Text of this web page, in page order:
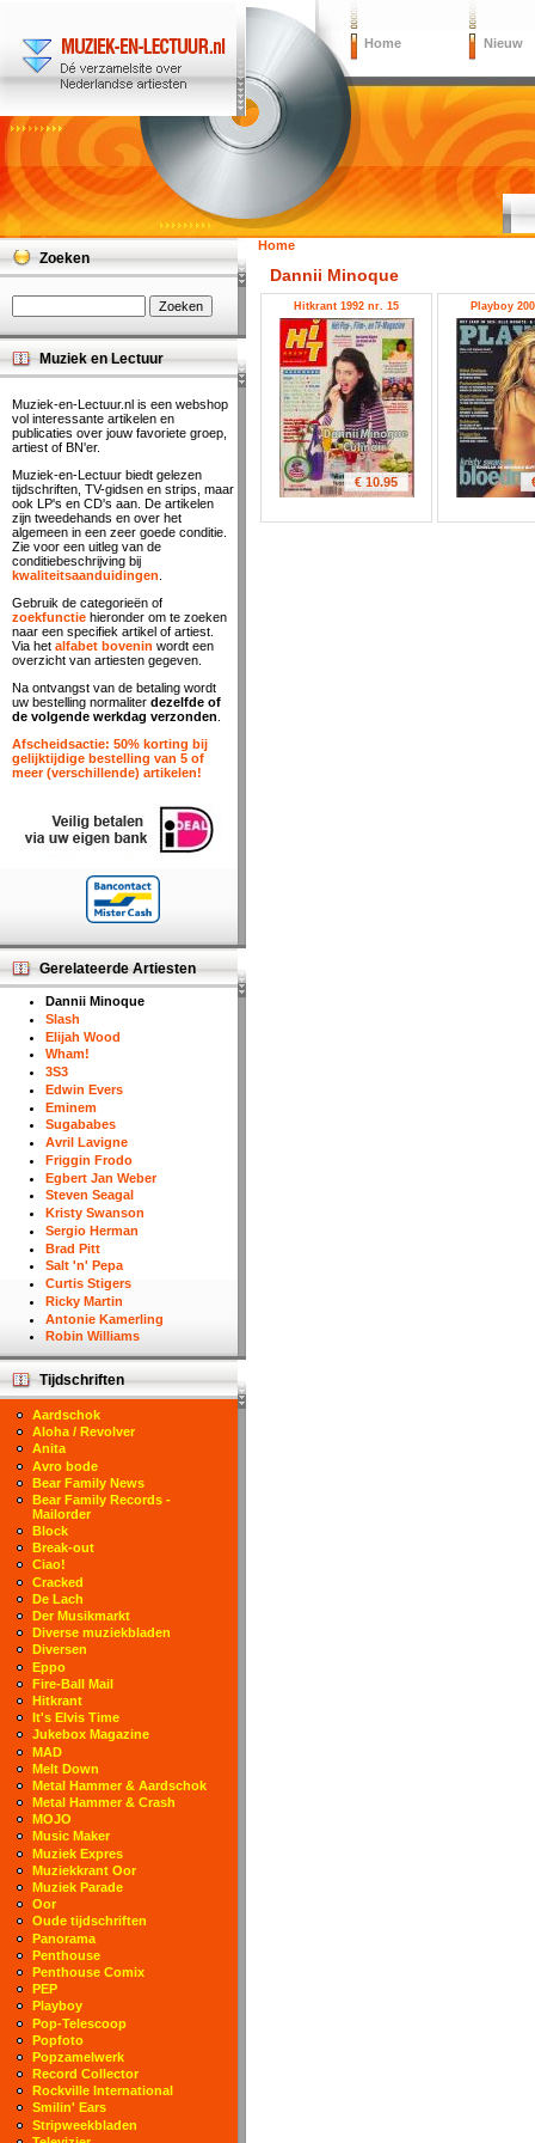
Home Nieuw
Home
Dannii Minoque
Hitkrant 1992 nr. 15
€ 10.95
Playboy
Zoeken
Muziek en Lectuur
Muziek-en-Lectuur.nl is een webshop
vol interessante artikelen en
publicaties over jouw favoriete groep,
artiest of BN'er.
Muziek-en-Lectuur biedt gelezen
tijdschriften, TV-gidsen en strips, maar
ook LP's en CD's aan. De artikelen
zijn tweedehands en over het
algemeen in een zeer goede conditie.
Zie voor een uitleg van de
conditiebeschrijving bij
kwaliteitsaanduidingen
Gebruik de categorieën of
zoekfunctie hieronder om te zoeken
naar een specifiek artikel of artiest.
Via het alfabet bovenin wordt een
overzicht van artiesten gegeven.
Na ontvangst van de betaling wordt
uw bestelling normaliter dezelfde of
de volgende werkdag verzonden
Afscheidsactie: 50% korting bij
gelijktijdige bestelling van 5 of
meer (verschillende) artikelen!
Gerelateerde Artiesten
Dannii Minoque
Slash
Elijah Wood
Wham!
3S3
Edwin Evers
Eminem
Sugababes
Avril Lavigne
Friggin Frodo
Egbert Jan Weber
Steven Seagal
Kristy Swanson
Sergio Herman
Brad Pitt
Salt 'n' Pepa
Curtis Stigers
Ricky Martin
Antonie Kamerling
Robin Williams
Tijdschriften
Aardschok
Aloha / Revolver
Anita
Avro bode
Bear Family News
Bear Family Records -
Mailorder
Block
Break-out
Ciao!
Cracked
De Lach
Der Musikmarkt
Diverse muziekbladen
Diversen
Eppo
Fire-Ball Mail
Hitkrant
It's Elvis Time
Jukebox Magazine
MAD
Melt Down
Metal Hammer & Aardschok
Metal Hammer & Crash
MOJO
Music Maker
Muziek Expres
Muziekkrant Oor
Muziek Parade
Oor
Oude tijdschriften
Panorama
Penthouse
Penthouse Comix
PEP
Playboy
Pop-Telescoop
Popfoto
Popzamelwerk
Record Collector
Rockville International
Smilin' Ears
Stripweekbladen